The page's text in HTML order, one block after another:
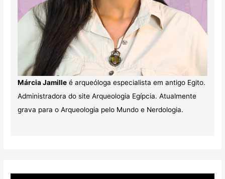
Márcia Jamilleé arqueóloga especialista em antigo Egito.
Administradora do site Arqueologia Egípcia. Atualmente
grava para o Arqueologia pelo Mundo e Nerdologia.